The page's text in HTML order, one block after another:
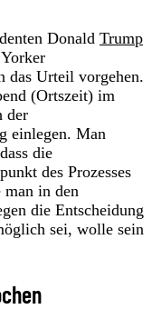
Donald Trump
das Urteil vorgehen.
(Ortszeit) im
der
einlegen. Man
die
des Prozesses
man in den
die Entscheidung
sei, wolle sein